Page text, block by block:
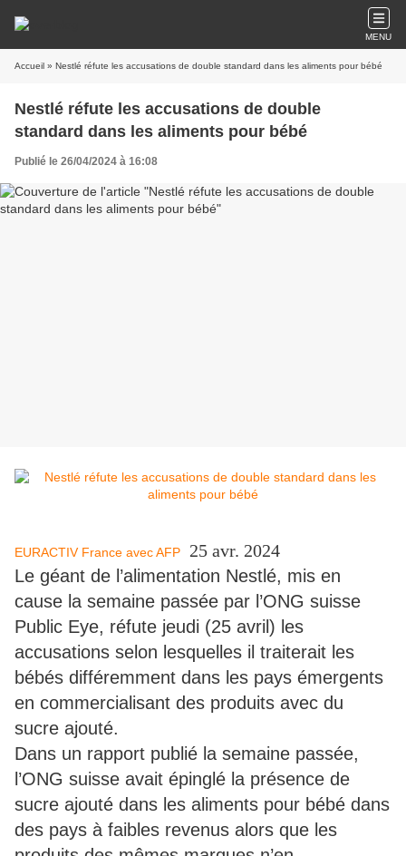
MENU
Accueil » Nestlé réfute les accusations de double standard dans les aliments pour bébé
Nestlé réfute les accusations de double
standard dans les aliments pour bébé
Publié le 26/04/2024 à 16:08
EURACTIV France avec AFP
25 avr. 2024
Le géant de l’alimentation Nestlé, mis en
cause la semaine passée par l’ONG suisse
Public Eye, réfute jeudi (25 avril) les
accusations selon lesquelles il traiterait les
bébés différemment dans les pays émergents
en commercialisant des produits avec du
sucre ajouté.
Dans un rapport publié la semaine passée,
l’ONG suisse avait épinglé la présence de
sucre ajouté dans les aliments pour bébé dans
des pays à faibles revenus alors que les